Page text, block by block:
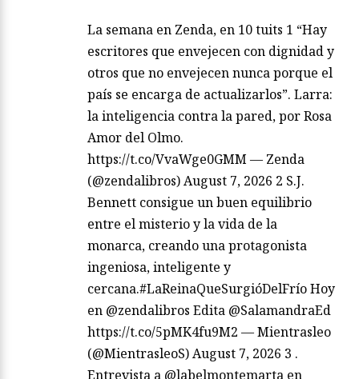
La semana en Zenda, en 10 tuits 1 “Hay
escritores que envejecen con dignidad y
otros que no envejecen nunca porque el
país se encarga de actualizarlos”. Larra:
la inteligencia contra la pared, por Rosa
Amor del Olmo.
https://t.co/VvaWge0GMM — Zenda
(@zendalibros) August 7, 2026 2 S.J.
Bennett consigue un buen equilibrio
entre el misterio y la vida de la
monarca, creando una protagonista
ingeniosa, inteligente y
cercana.#LaReinaQueSurgióDelFrío Hoy
en @zendalibros Edita @SalamandraEd
https://t.co/5pMK4fu9M2 — Mientrasleo
(@MientrasleoS) August 7, 2026 3 .
Entrevista a @labelmontemarta en